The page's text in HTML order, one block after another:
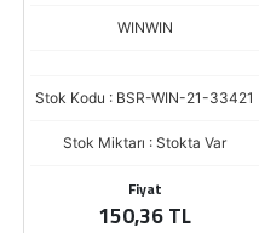
WINWIN
Stok Kodu : BSR-WIN-21-33421
Stok Miktarı : Stokta Var
Fiyat
150,36 TL